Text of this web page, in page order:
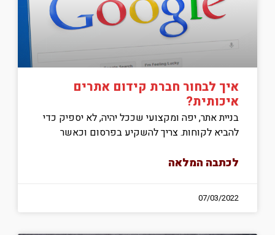
איך לבחור חברת קידום אתרים
איכותית?
בניית אתר, יפה ומקצועי שככל יהיה, לא יספיק כדי
להביא לקוחות. צריך להשקיע בפרסום וכאשר
לכתבה המלאה
07/03/2022